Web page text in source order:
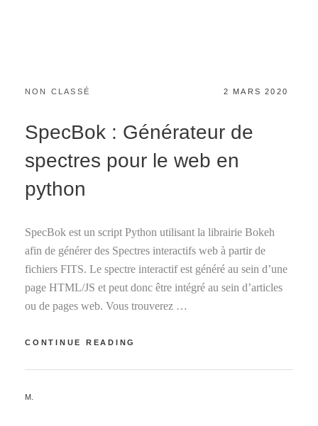
CATEGORIES:
NON CLASSÉ
POSTED
2 MARS 2020
SpecBok : Générateur de
spectres pour le web en
python
SpecBok est un script Python utilisant la librairie Bokeh
afin de générer des Spectres interactifs web à partir de
fichiers FITS. Le spectre interactif est généré au sein d’une
page HTML/JS et peut donc être intégré au sein d’articles
ou de pages web. Vous trouverez …
CONTINUE READING
GÉNÉRATEUR
BY
M.